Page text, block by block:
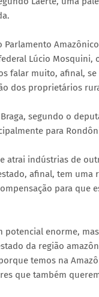
Lúcio Mosquini,
falar muito, afinal,
dos proprietários
segundo o
para
atrai indústrias de
afinal, tem uma
para que
potencial enorme,
da região
temos na
que também